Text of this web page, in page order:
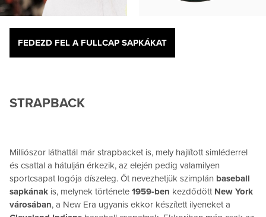
FEDEZD FEL A FULLCAP SAPKÁKAT
STRAPBACK
Milliószor láthattál már strapbacket is, mely hajlított simléderrel
és csattal a hátulján érkezik, az elején pedig valamilyen
sportcsapat logója díszeleg. Őt nevezhetjük szimplán baseball
sapkának is, melynek története 1959-ben kezdődöttNew York
városában, a New Era ugyanis ekkor készített ilyeneket a